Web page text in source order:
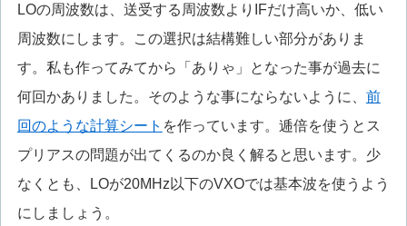
LOの周波数は、送受する周波数よりIFだけ高いか、低い
周波数にします。この選択は結構難しい部分がありま
す。私も作ってみてから「ありゃ」となった事が過去に
何回かありました。そのような事にならないように、 前
回のような計算シート を作っています。逓倍を使うとス
プリアスの問題が出てくるのか良く解ると思います。少
なくとも、LOが20MHz以下のVXOでは基本波を使うよう
にしましょう。